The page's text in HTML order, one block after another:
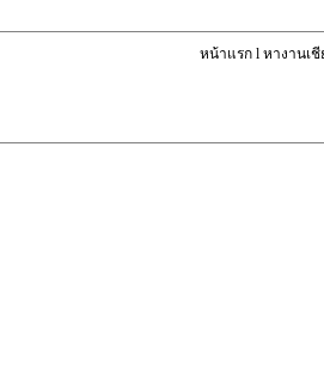
หน้าแรกl หางานเชี